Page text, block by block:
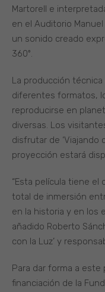
Martorell e
en el Auditorio
un sonido creado
360º.
La producción
diferentes formatos,
reproducirse en
diversas. Los
disfrutar de ‘Viajando
proyección estará
“Esta película tiene
total de inmersión
en la historia y en los
añadido Roberto
con la Luz’ y
Para dar forma a
financiación de la